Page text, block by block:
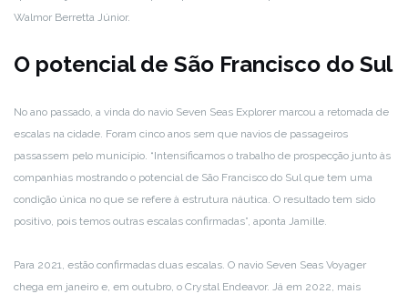
Walmor Berretta Júnior.
O potencial de São Francisco do Sul
No ano passado, a vinda do navio Seven Seas Explorer marcou a retomada de
escalas na cidade. Foram cinco anos sem que navios de passageiros
passassem pelo município. “Intensificamos o trabalho de prospecção junto às
companhias mostrando o potencial de São Francisco do Sul que tem uma
condição única no que se refere à estrutura náutica. O resultado tem sido
positivo, pois temos outras escalas confirmadas”, aponta Jamille.
Para 2021, estão confirmadas duas escalas. O navio Seven Seas Voyager
chega em janeiro e, em outubro, o Crystal Endeavor. Já em 2022, mais